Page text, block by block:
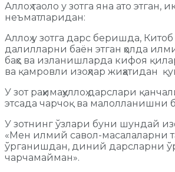
Аллоҳ таоло у зотга яна ато этган,
неъматларидан:
Аллоҳ у зотга дарс беришда,
далилларни баён этган ҳолда
баҳс ва изланишларда кифоя
ва қамровли изоҳлар жиҳатидан
У зот раҳимаҳуллоҳ дарслари
этсада чарчоқ ва малолланишни
У зотнинг ўзлари буни шундай
«Мен илмий савол-масалаларни
ўрганишдан, диний дарсларни
чарчамайман».